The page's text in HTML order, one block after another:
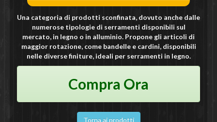
Una categoria di prodotti sconfinata, dovuto anche dalle
numerose tipologie di serramenti disponibili sul
mercato, in legno o in alluminio. Propone gli articoli di
maggior rotazione, come bandelle e cardini, disponibili
nelle diverse finiture, ideali per serramenti in legno.
Compra Ora
Torna ai prodotti